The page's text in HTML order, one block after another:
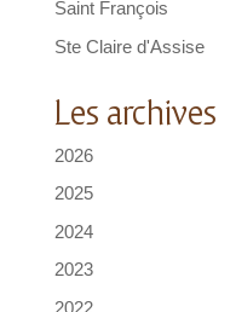
Saint François
Ste Claire d'Assise
Les archives
2026
2025
2024
2023
2022